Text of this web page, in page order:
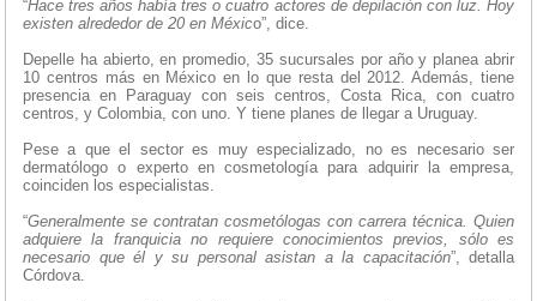
“Hace tres años había tres o cuatro actores de depilación con luz. Hoy
existen alrededor de 20 en México”, dice.
Depelle ha abierto, en promedio, 35 sucursales por año y planea abrir
10 centros más en México en lo que resta del 2012. Además, tiene
presencia en Paraguay con seis centros, Costa Rica, con cuatro
centros, y Colombia, con uno. Y tiene planes de llegar a Uruguay.
Pese a que el sector es muy especializado, no es necesario ser
dermatólogo o experto en cosmetología para adquirir la empresa,
coinciden los especialistas.
“Generalmente se contratan cosmetólogas con carrera técnica. Quien
adquiere la franquicia no requiere conocimientos previos, sólo es
necesario que él y su personal asistan a la capacitación”, detalla
Córdova.